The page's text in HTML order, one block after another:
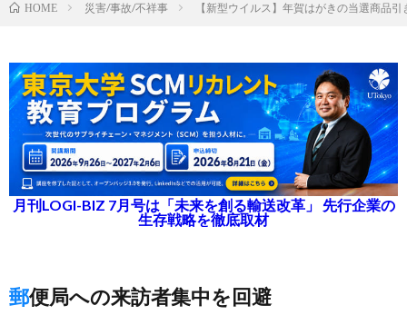
HOME 災害/事故/不祥事 【新型ウイルス】年賀はがきの当選商品
月刊LOGI-BIZ 7月号は「未来を創る輸送改革」 先行企業の
生存戦略を徹底取材
郵便局への来訪者集中を回避